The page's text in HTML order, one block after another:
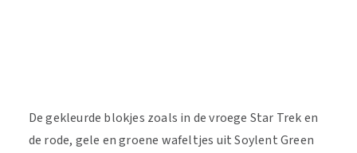
De gekleurde blokjes zoals in de vroege Star Trek en
de rode, gele en groene wafeltjes uit Soylent Green